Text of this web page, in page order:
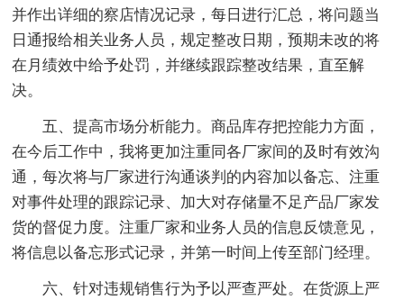
并作出详细的察店情况记录，每日进行汇总，将问题当
日通报给相关业务人员，规定整改日期，预期未改的将
在月绩效中给予处罚，并继续跟踪整改结果，直至解
决。
五、提高市场分析能力。商品库存把控能力方面，
在今后工作中，我将更加注重同各厂家间的及时有效沟
通，每次将与厂家进行沟通谈判的内容加以备忘、注重
对事件处理的跟踪记录、加大对存储量不足产品厂家发
货的督促力度。注重厂家和业务人员的信息反馈意见，
将信息以备忘形式记录，并第一时间上传至部门经理。
六、针对违规销售行为予以严查严处。在货源上严